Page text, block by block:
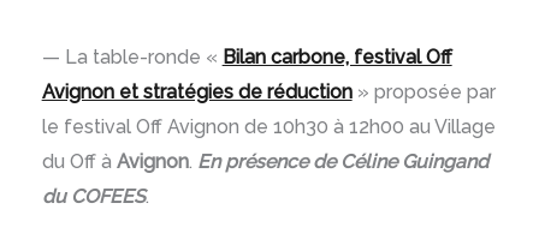
— La table-ronde « Bilan carbone, festival Off
Avignon et stratégies de réduction » proposée par
le festival Off Avignon de 10h30 à 12h00 au Village
du Off à Avignon. En présence de Céline Guingand
du COFEES.